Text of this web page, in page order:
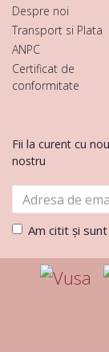
Despre noi
Transport si Plata
ANPC
Certificat de
conformitate
Fii la curent cu
nostru
Am citit şi